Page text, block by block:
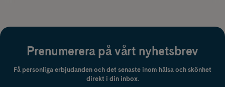
Prenumerera på vårt nyhetsbrev
Få personliga erbjudanden och det senaste inom hälsa och skönhet
direkt i din inbox.